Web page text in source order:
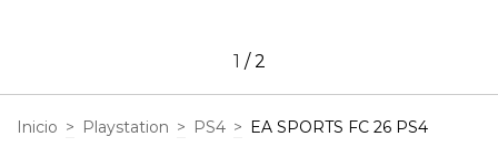
1 /2
Inicio > Playstation > PS4 > EA SPORTS FC 26 PS4